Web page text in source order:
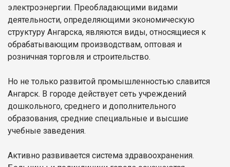
электроэнергии. Преобладающими видами
деятельности, определяющими экономическую
структуру Ангарска, являются виды, относящиеся к
обрабатывающим производствам, оптовая и
розничная торговля и строительство.
Но не только развитой промышленностью славится
Ангарск. В городе действует сеть учреждений
дошкольного, среднего и дополнительного
образования, средние специальные и высшие
учебные заведения.
Активно развивается система здравоохранения.